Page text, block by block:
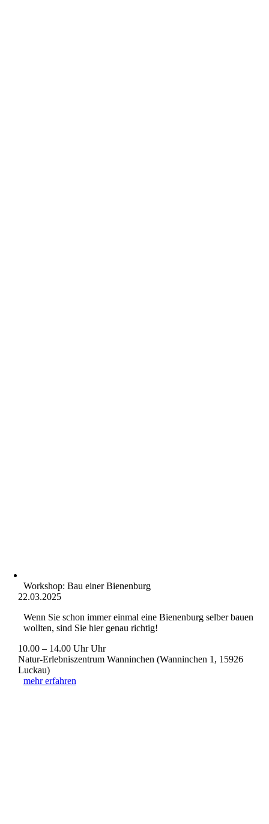
Workshop: Bau einer Bienenburg
22.03.2025
Wenn Sie schon immer einmal eine Bienenburg selber bauen
wollten, sind Sie hier genau richtig!
10.00 – 14.00 Uhr Uhr
Natur-Erlebniszentrum Wanninchen (Wanninchen 1, 15926
Luckau)
mehr erfahren